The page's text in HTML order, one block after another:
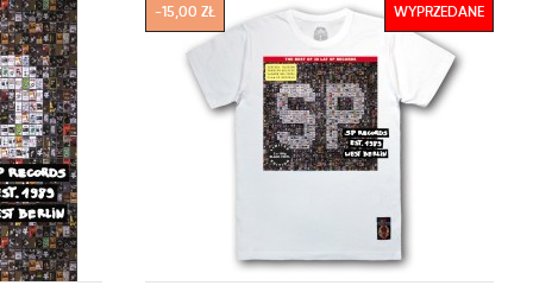
-15,00 ZŁ WYPRZEDANE